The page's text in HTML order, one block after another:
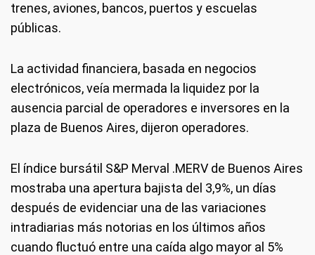
trenes, aviones, bancos, puertos y escuelas
públicas.
La actividad financiera, basada en negocios
electrónicos, veía mermada la liquidez por la
ausencia parcial de operadores e inversores en la
plaza de Buenos Aires, dijeron operadores.
El índice bursátil S&P Merval .MERV de Buenos Aires
mostraba una apertura bajista del 3,9%, un días
después de evidenciar una de las variaciones
intradiarias más notorias en los últimos años
cuando fluctuó entre una caída algo mayor al 5%